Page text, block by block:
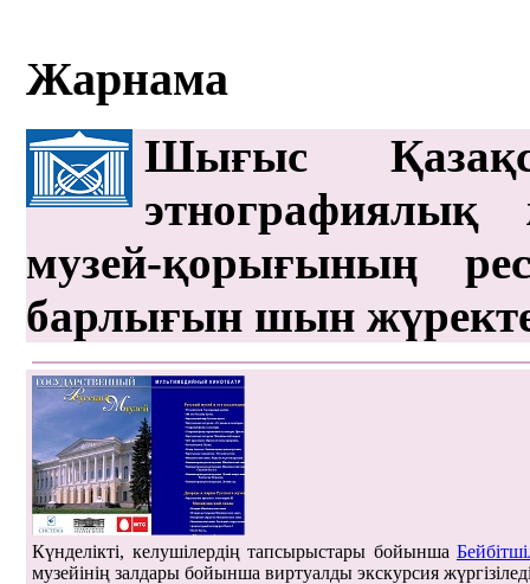
Жарнама
Шығыс
этнографиялық
музей-қорығының
барлығын шын
Күнделікті, келушілердің тапсырыстары бойынша
музейінің залдары бойынша виртуалды экскурсия